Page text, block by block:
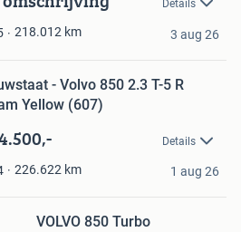
Details
218.012 km 3 aug 26
- Volvo 850 2.3 T-5 R
Yellow (607)
Details
226.622 km 1 aug 26
VOLVO 850 Turbo